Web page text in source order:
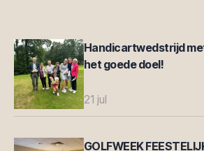
Handicartwedstrijd
het goede doel!
21 jul
GOLFWEEK